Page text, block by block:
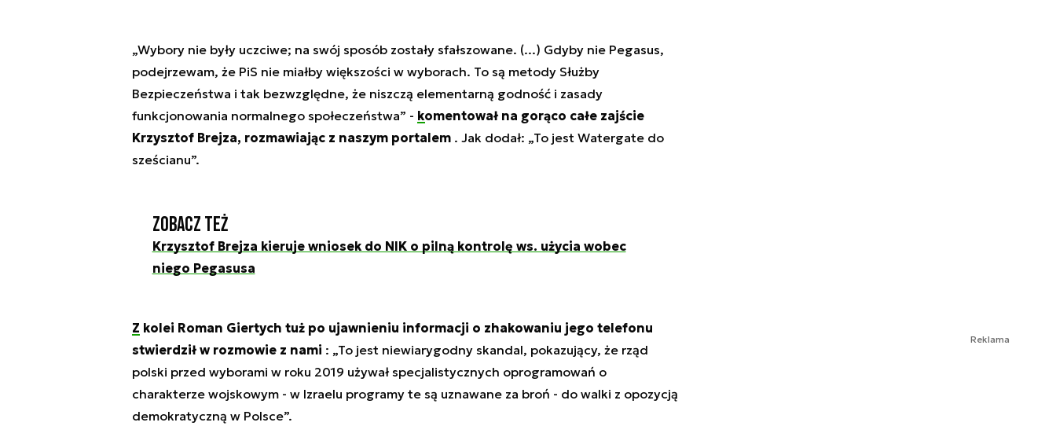
„Wybory nie były uczciwe; na swój sposób zostały sfałszowane. (...) Gdyby nie Pegasus,
podejrzewam, że PiS nie miałby większości w wyborach. To są metody Służby
Bezpieczeństwa i tak bezwzględne, że niszczą elementarną godność i zasady
funkcjonowania normalnego społeczeństwa” - komentował na gorąco całe zajście
Krzysztof Brejza, rozmawiając z naszym portalem . Jak dodał: „To jest Watergate do
sześcianu”.
Zobacz też
Krzysztof Brejza kieruje wniosek do NIK o pilną kontrolę ws. użycia wobec
niego Pegasusa
Z kolei Roman Giertych tuż po ujawnieniu informacji o zhakowaniu jego telefonu
stwierdził w rozmowie z nami : „To jest niewiarygodny skandal, pokazujący, że rząd
polski przed wyborami w roku 2019 używał specjalistycznych oprogramowań o
charakterze wojskowym - w Izraelu programy te są uznawane za broń - do walki z opozycją
demokratyczną w Polsce”.
Reklama